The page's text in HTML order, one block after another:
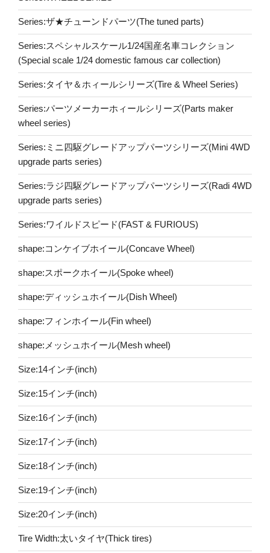
Series:ザ★チューンドパーツ(The tuned parts)
Series:スペシャルスケール1/24国産名車コレクション
(Special scale 1/24 domestic famous car collection)
Series:タイヤ＆ホィールシリーズ(Tire & Wheel Series)
Series:パーツメーカーホィールシリーズ(Parts maker
wheel series)
Series:ミニ四駆グレードアップパーツシリーズ(Mini 4WD
upgrade parts series)
Series:ラジ四駆グレードアップパーツシリーズ(Radi 4WD
upgrade parts series)
Series:ワイルドスピード(FAST & FURIOUS)
shape:コンケイブホイール(Concave Wheel)
shape:スポークホイール(Spoke wheel)
shape:ディッシュホイール(Dish Wheel)
shape:フィンホイール(Fin wheel)
shape:メッシュホイール(Mesh wheel)
Size:14インチ(inch)
Size:15インチ(inch)
Size:16インチ(inch)
Size:17インチ(inch)
Size:18インチ(inch)
Size:19インチ(inch)
Size:20インチ(inch)
Tire Width:太いタイヤ(Thick tires)